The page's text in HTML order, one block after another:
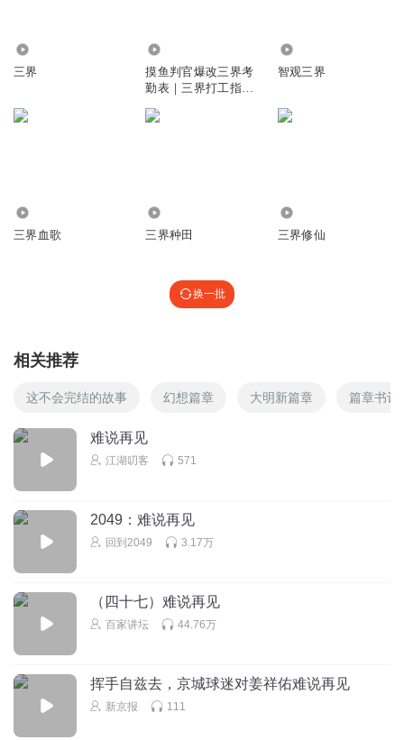
三界
摸鱼判官爆改三界考
勤表｜三界打工指南
智观三界
三界血歌 三界种田 三界修仙
换一批
相关推荐
这不会完结的故事 幻想篇章 大明新篇章 篇章书评
难说再见
江湖叨客 571
2049：难说再见
回到2049 3.17万
（四十七）难说再见
百家讲坛 44.76万
挥手自兹去，京城球迷对姜祥佑难说再见
新京报 111